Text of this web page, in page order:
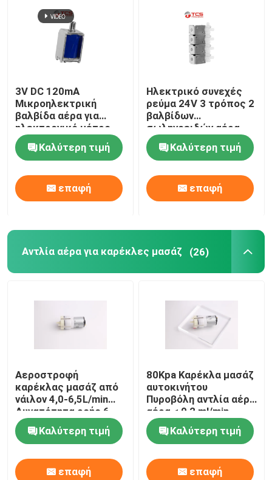
Βαλβίδα νερού μικροϋπολογιστών
Περισταλτική αντλία μικροϋπολογιστών
Ηλεκτρομαγνητική αντλία
Αντιφατικός ηλεκτρομαγνήτης σωληνοειδών
3V DC 120mA
Μικροηλεκτρική
βαλβίδα αέρα για
ηλεκτρονικό μέτρο
αρτηριακής πίεσης
ιατρική οθόνη
Καλύτερη τιμή
επαφή
Ηλεκτρικό συνεχές
ρεύμα 24V 3 τρόπος 2
βαλβίδων
σωληνοειδών αέρα
μικροϋπολογιστών
βαλβίδα σωληνοειδών
θέσης
Καλύτερη τιμή
επαφή
Αντλία αέρα για καρέκλες μασάζ (26)
Αεροστροφή
καρέκλας μασάζ από
νάιλον 4,0-6,5L/min
Δυνατότητα ροής 6-
24V
Καλύτερη τιμή
επαφή
80Kpa Καρέκλα μασάζ
αυτοκινήτου
Πυροβόλη αντλία αέρα
αέρα < 0,2 ml/min
Καλύτερη τιμή
επαφή